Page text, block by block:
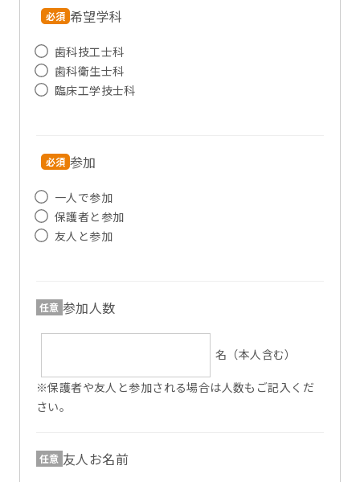
希望学科
必須
歯科技工士科
歯科衛生士科
臨床工学技士科
参加
必須
一人で参加
保護者と参加
友人と参加
参加人数
任意
名（本人含む）
※保護者や友人と参加される場合は人数もご記入くだ
さい。
友人お名前
任意